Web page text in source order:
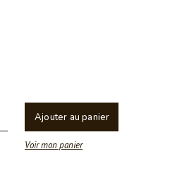
Ajouter au panier
Voir mon panier